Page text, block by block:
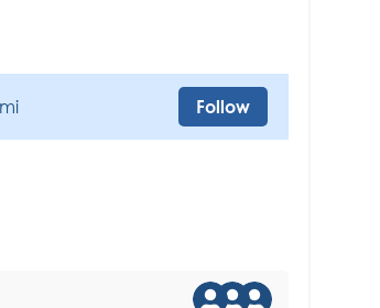
Follow